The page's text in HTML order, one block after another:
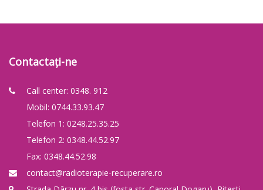
Contactați-ne
Call center: 0348. 912
Mobil: 0744.33.93.47
Telefon 1: 0248.25.35.25
Telefon 2: 0348.44.52.97
Fax: 0348.44.52.98
contact@radioterapie-recuperare.ro